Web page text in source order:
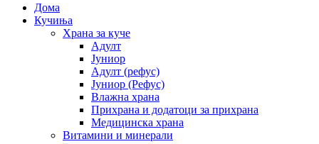
Дома
Кучиња
Храна за куче
Адулт
Јуниор
Адулт (рефус)
Јуниор (Рефус)
Влажна храна
Прихрана и додатоци за прихрана
Медицинска храна
Витамини и минерали